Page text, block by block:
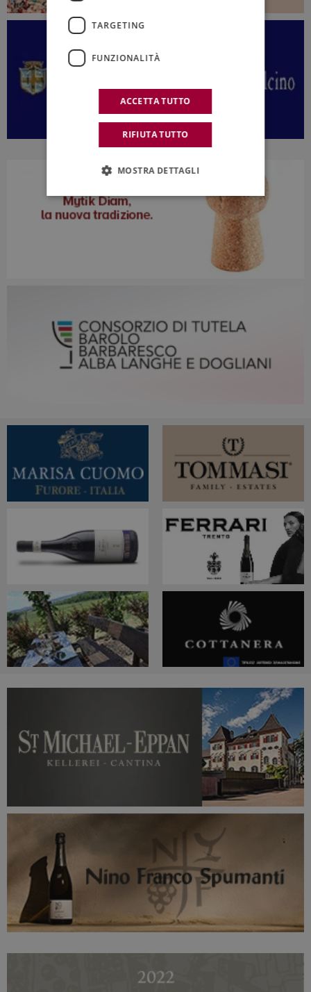
TARGETING
FUNZIONALITÀ
ACCETTA TUTTO
RIFIUTA TUTTO
MOSTRA DETTAGLI